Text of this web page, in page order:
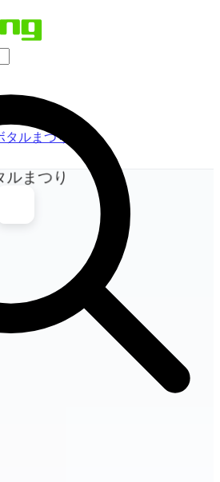
ルまつり